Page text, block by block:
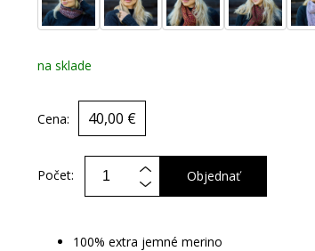
na sklade
Cena: 40,00 €
Počet: Objednať
100% extra jemné merino